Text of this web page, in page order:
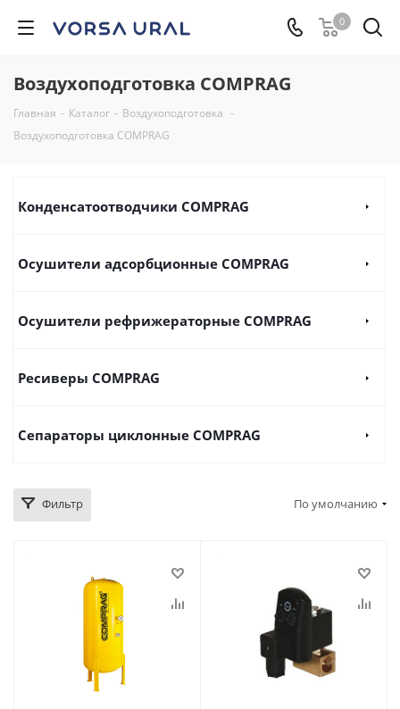
0
Воздухоподготовка COMPRAG
Главная - Каталог - Воздухоподготовка -
Воздухоподготовка COMPRAG
Конденсатоотводчики COMPRAG
Осушители адсорбционные COMPRAG
Осушители рефрижераторные COMPRAG
Ресиверы COMPRAG
Сепараторы циклонные COMPRAG
Фильтр По умолчанию